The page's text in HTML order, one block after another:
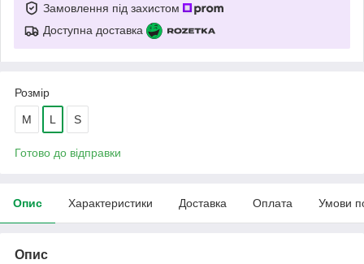
Замовлення під захистом
Доступна доставка
Розмір
M L S
Готово до відправки
Опис Характеристики Доставка Оплата Умови
Опис